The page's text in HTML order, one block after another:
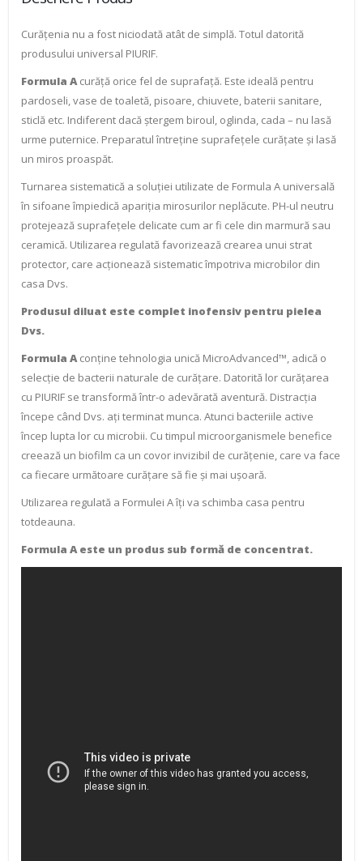
Curățenia nu a fost niciodată atât de simplă. Totul datorită
produsului universal PIURIF.
Formula Acurăță orice fel de suprafață. Este ideală pentru
pardoseli, vase de toaletă, pisoare, chiuvete, baterii sanitare,
sticlă etc. Indiferent dacă ștergem biroul, oglinda, cada – nu lasă
urme puternice. Preparatul întreține suprafețele curățate și lasă
un miros proaspăt.
Turnarea sistematică a soluției utilizate de Formula A universală
în sifoane împiedică apariția mirosurilor neplăcute. PH-ul neutru
protejează suprafețele delicate cum ar fi cele din marmură sau
ceramică. Utilizarea regulată favorizează crearea unui strat
protector, care acționează sistematic împotriva microbilor din
casa Dvs.
Produsul diluat este complet inofensiv pentru pielea
Dvs.
Formula Aconține tehnologia unică MicroAdvanced™, adică o
selecție de bacterii naturale de curățare. Datorită lor curățarea
cu PIURIF se transformă într-o adevărată aventură. Distracția
începe când Dvs. ați terminat munca. Atunci bacteriile active
încep lupta lor cu microbii. Cu timpul microorganismele benefice
creează un biofilm ca un covor invizibil de curățenie, care va face
ca fiecare următoare curățare să fie și mai ușoară.
Utilizarea regulată a Formulei A îți va schimba casa pentru
totdeauna.
Formula A este un produs sub formă de concentrat.